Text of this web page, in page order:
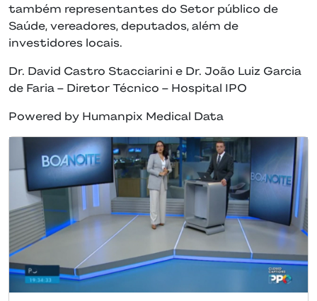
também representantes do Setor público de
Saúde, vereadores, deputados, além de
investidores locais.
Dr. David Castro Stacciarini e Dr. João Luiz Garcia
de Faria – Diretor Técnico – Hospital IPO
Powered by Humanpix Medical Data